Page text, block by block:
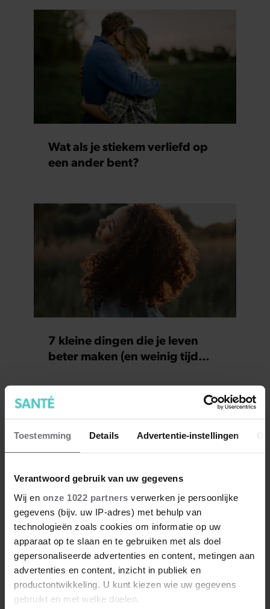
Toestemming Details Advertentie-instellingen
Verantwoord gebruik van uw gegevens
Wij en onze 1022 partners verwerken je persoonlijke
gegevens (bijv. uw IP-adres) met behulp van
technologieën zoals cookies om informatie op uw
apparaat op te slaan en te gebruiken met als doel
gepersonaliseerde advertenties en content, metingen aan
advertenties en content, inzicht in publiek en
productontwikkeling. U kunt kiezen wie uw gegevens
gebruikt en met welke doelen.
Wat als je stiekem verliefd op
een ander bent?
7 kleine dingen die je leven
beter maken (en weinig tijd
Dit is wat slecht slapen écht met
je doet